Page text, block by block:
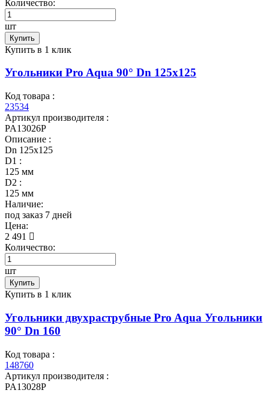
Количество:
шт
Купить
Купить в 1 клик
Угольники Pro Aqua 90° Dn 125х125
Код товара :
23534
Артикул производителя :
PA13026P
Описание :
Dn 125х125
D1 :
125 мм
D2 :
125 мм
Наличие:
под заказ 7 дней
Цена:
2 491
Количество:
шт
Купить
Купить в 1 клик
Угольники двухраструбные Pro Aqua Угольники
90° Dn 160
Код товара :
148760
Артикул производителя :
PA13028P